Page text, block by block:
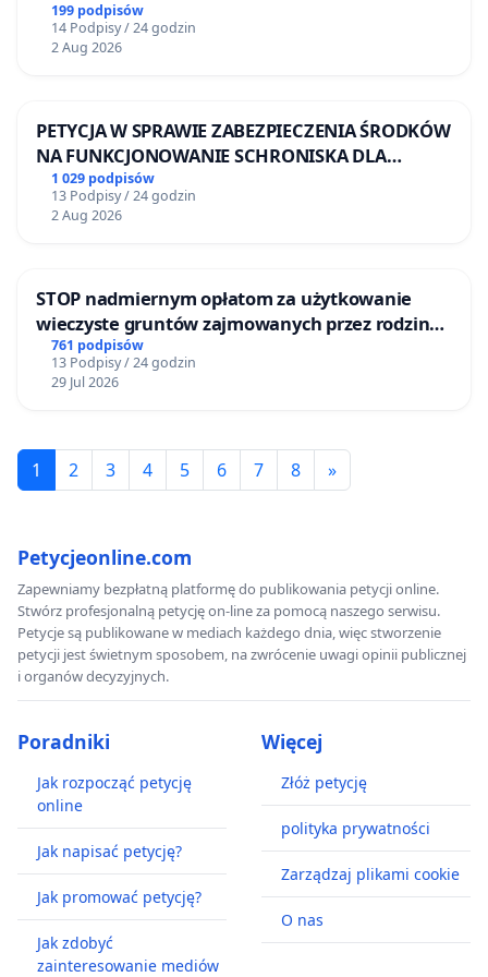
Żeromskiego w Otwocku
199 podpisów
14 Podpisy / 24 godzin
2 Aug 2026
PETYCJA W SPRAWIE ZABEZPIECZENIA ŚRODKÓW
NA FUNKCJONOWANIE SCHRONISKA DLA
BEZDOMNYCH ZWIERZĄT W SKARYSZEWIE
1 029 podpisów
13 Podpisy / 24 godzin
2 Aug 2026
STOP nadmiernym opłatom za użytkowanie
wieczyste gruntów zajmowanych przez rodzinne
ogrody działkowe.
761 podpisów
13 Podpisy / 24 godzin
29 Jul 2026
1 2 3 4 5 6 7 8 »
Petycjeonline.com
Zapewniamy bezpłatną platformę do publikowania petycji online.
Stwórz profesjonalną petycję on-line za pomocą naszego serwisu.
Petycje są publikowane w mediach każdego dnia, więc stworzenie
petycji jest świetnym sposobem, na zwrócenie uwagi opinii publicznej
i organów decyzyjnych.
Poradniki
Jak rozpocząć petycję
online
Jak napisać petycję?
Jak promować petycję?
Jak zdobyć
zainteresowanie mediów
Więcej
Złóż petycję
polityka prywatności
Zarządzaj plikami cookie
O nas